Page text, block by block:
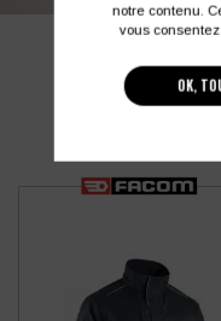
notre contenu.
vous
OK,